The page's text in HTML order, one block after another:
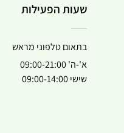
שעות הפעילות
בתאום טלפוני מראש
א'-ה' 09:00-21:00
שישי 09:00-14:00